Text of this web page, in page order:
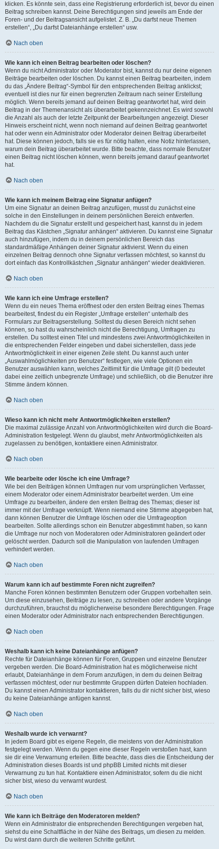
klicken. Es könnte sein, dass eine Registrierung erforderlich ist, bevor du einen
Beitrag schreiben kannst. Deine Berechtigungen sind jeweils am Ende der
Foren- und der Beitragsansicht aufgelistet. Z. B. „Du darfst neue Themen
erstellen“, „Du darfst Dateianhänge erstellen“ usw.
Nach oben
Wie kann ich einen Beitrag bearbeiten oder löschen?
Wenn du nicht Administrator oder Moderator bist, kannst du nur deine eigenen
Beiträge bearbeiten oder löschen. Du kannst einen Beitrag bearbeiten, indem
du das „Ändere Beitrag“-Symbol für den entsprechenden Beitrag anklickst;
eventuell ist dies nur für einen begrenzten Zeitraum nach seiner Erstellung
möglich. Wenn bereits jemand auf deinen Beitrag geantwortet hat, wird dein
Beitrag in der Themenansicht als überarbeitet gekennzeichnet. Es wird sowohl
die Anzahl als auch der letzte Zeitpunkt der Bearbeitungen angezeigt. Dieser
Hinweis erscheint nicht, wenn noch niemand auf deinen Beitrag geantwortet
hat oder wenn ein Administrator oder Moderator deinen Beitrag überarbeitet
hat. Diese können jedoch, falls sie es für nötig halten, eine Notiz hinterlassen,
warum dein Beitrag überarbeitet wurde. Bitte beachte, dass normale Benutzer
einen Beitrag nicht löschen können, wenn bereits jemand darauf geantwortet
hat.
Nach oben
Wie kann ich meinem Beitrag eine Signatur anfügen?
Um eine Signatur an deinen Beitrag anzufügen, musst du zunächst eine
solche in den Einstellungen in deinem persönlichen Bereich entwerfen.
Nachdem du die Signatur erstellt und gespeichert hast, kannst du in jedem
Beitrag das Kästchen „Signatur anhängen“ aktivieren. Du kannst eine Signatur
auch hinzufügen, indem du in deinem persönlichen Bereich das
standardmäßige Anhängen deiner Signatur aktivierst. Wenn du einen
einzelnen Beitrag dennoch ohne Signatur verfassen möchtest, so kannst du
dort einfach das Kontrollkästchen „Signatur anhängen“ wieder deaktivieren.
Nach oben
Wie kann ich eine Umfrage erstellen?
Wenn du ein neues Thema eröffnest oder den ersten Beitrag eines Themas
bearbeitest, findest du ein Register „Umfrage erstellen“ unterhalb des
Formulars zur Beitragserstellung. Solltest du diesen Bereich nicht sehen
können, so hast du wahrscheinlich nicht die Berechtigung, Umfragen zu
erstellen. Du solltest einen Titel und mindestens zwei Antwortmöglichkeiten in
die entsprechenden Felder eingeben und dabei sicherstellen, dass jede
Antwortmöglichkeit in einer eigenen Zeile steht. Du kannst auch unter
„Auswahlmöglichkeiten pro Benutzer“ festlegen, wie viele Optionen ein
Benutzer auswählen kann, welches Zeitlimit für die Umfrage gilt (0 bedeutet
dabei eine zeitlich unbegrenzte Umfrage) und schließlich, ob die Benutzer ihre
Stimme ändern können.
Nach oben
Wieso kann ich nicht mehr Antwortmöglichkeiten erstellen?
Die maximal zulässige Anzahl von Antwortmöglichkeiten wird durch die Board-
Administration festgelegt. Wenn du glaubst, mehr Antwortmöglichkeiten als
zugelassen zu benötigen, kontaktiere einen Administrator.
Nach oben
Wie bearbeite oder lösche ich eine Umfrage?
Wie bei den Beiträgen können Umfragen nur vom ursprünglichen Verfasser,
einem Moderator oder einem Administrator bearbeitet werden. Um eine
Umfrage zu bearbeiten, ändere den ersten Beitrag des Themas; dieser ist
immer mit der Umfrage verknüpft. Wenn niemand eine Stimme abgegeben hat,
dann können Benutzer die Umfrage löschen oder die Umfrageoption
bearbeiten. Sollte allerdings schon ein Benutzer abgestimmt haben, so kann
die Umfrage nur noch von Moderatoren oder Administratoren geändert oder
gelöscht werden. Dadurch soll die Manipulation von laufenden Umfragen
verhindert werden.
Nach oben
Warum kann ich auf bestimmte Foren nicht zugreifen?
Manche Foren können bestimmten Benutzern oder Gruppen vorbehalten sein.
Um diese einzusehen, Beiträge zu lesen, zu schreiben oder andere Vorgänge
durchzuführen, brauchst du möglicherweise besondere Berechtigungen. Frage
einen Moderator oder Administrator nach entsprechenden Berechtigungen.
Nach oben
Weshalb kann ich keine Dateianhänge anfügen?
Rechte für Dateianhänge können für Foren, Gruppen und einzelne Benutzer
vergeben werden. Die Board-Administration hat es möglicherweise nicht
erlaubt, Dateianhänge in dem Forum anzufügen, in dem du deinen Beitrag
verfassen möchtest, oder nur bestimmte Gruppen dürfen Dateien hochladen.
Du kannst einen Administrator kontaktieren, falls du dir nicht sicher bist, wieso
du keine Dateianhänge anfügen kannst.
Nach oben
Weshalb wurde ich verwarnt?
In jedem Board gibt es eigene Regeln, die meistens von der Administration
festgelegt werden. Wenn du gegen eine dieser Regeln verstoßen hast, kann
sie dir eine Verwarnung erteilen. Bitte beachte, dass dies die Entscheidung der
Administration dieses Boards ist und phpBB Limited nichts mit dieser
Verwarnung zu tun hat. Kontaktiere einen Administrator, sofern du die nicht
sicher bist, wieso du verwarnt wurdest.
Nach oben
Wie kann ich Beiträge den Moderatoren melden?
Wenn ein Administrator die entsprechenden Berechtigungen vergeben hat,
siehst du eine Schaltfläche in der Nähe des Beitrags, um diesen zu melden.
Du wirst dann durch die weiteren Schritte geführt.